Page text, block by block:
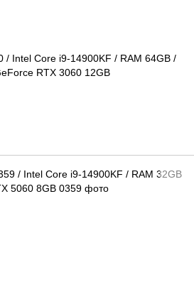
/ Intel Core i9-14900KF / RAM 64GB /
1 TB / HDD 2 TB / GeForce RTX 3060 12GB